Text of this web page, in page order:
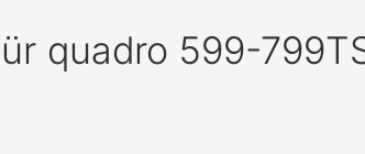
quadro 599-